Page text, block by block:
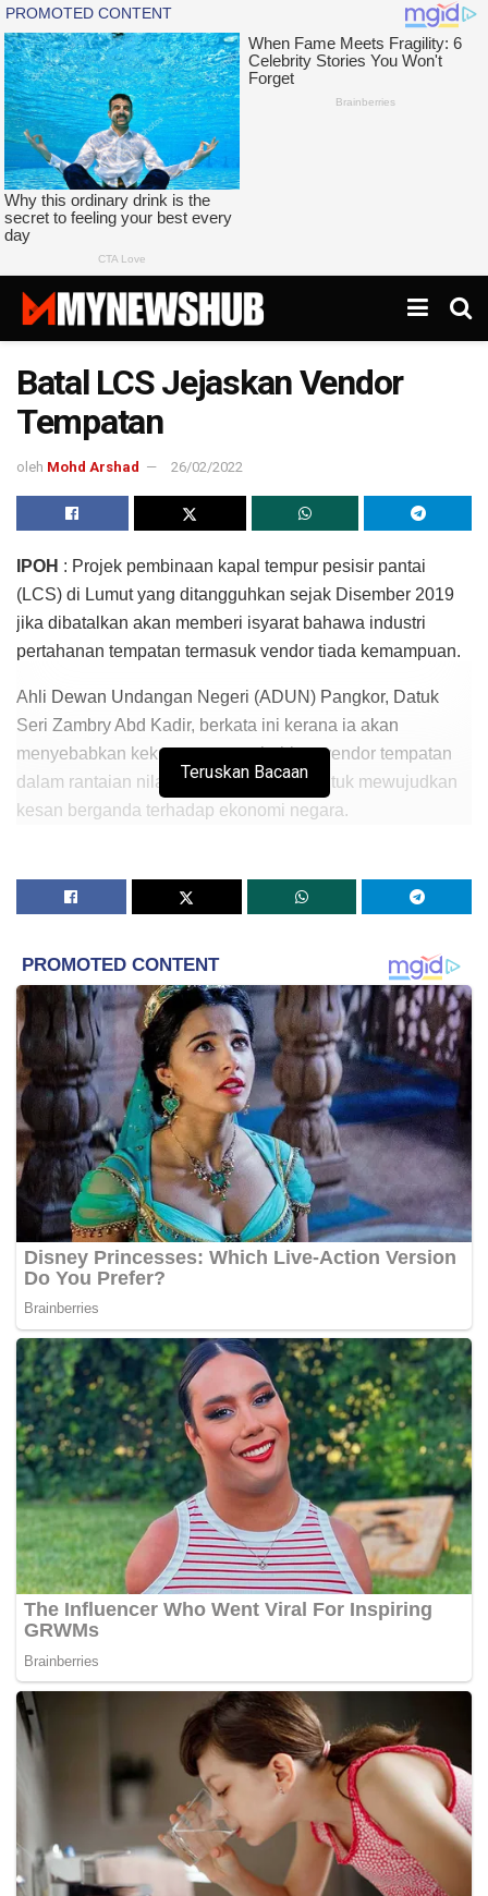
Batal LCS Jejaskan Vendor
Tempatan
oleh Mohd Arshad 26/02/2022
IPOH : Projek pembinaan kapal tempur pesisir pantai
(LCS) di Lumut yang ditangguhkan sejak Disember 2019
jika dibatalkan akan memberi isyarat bahawa industri
pertahanan tempatan termasuk vendor tiada kemampuan.
Ahli Dewan Undangan Negeri (ADUN) Pangkor, Datuk
Seri Zambry Abd Kadir, berkata ini kerana ia akan
menyebabkan kekurangan pembabitan vendor tempatan
dalam rantaian nilai pembinaan kapal untuk mewujudkan
kesan berganda terhadap ekonomi negara.
LCS malah kebanyakannya adalah veteran Angkatan
Tentera Malaysia (ATM).
“Sekiranya projek ini dibatalkan, bukan sahaja mereka
akan hilang pekerjaan malah vendor tempatan yang
terlibat akan dibebani kos sebanyak RM3.7 bilion,”
katanya.
Beliau berkata situasi itu tidak sepatutnya dihadapi vendor
tempatan terutama semasa negara masih dalam proses
pemulihan akibat COVID-19.
“Hilang pekerjaan di saat ini akan menambah lagi cabaran
dalam kehidupan seharian mereka dan ahli keluarga.
Inilah kesan rantaian yang mesti dielak,” katanya.
dan rantaian bekalan untuk projek seperti itu, beliau
berkata apabila sesuatu projek dilaksanakan, ia secara
tidak langsung mencipta peluang pekerjaan.
“Sekiranya dibatalkan, sudah semestinya ia akan
menyebabkan tidak balas rantaian kepada keseluruhan
ekosistem termasuk menutup peluang pekerjaan untuk
semua vendor tempatan ini,” katanya.
Dilaporkan pada Disember 2020, Kementerian Pertahanan
telah menjalankan siasatan secara mendalam mengenai
kegagalan anak syarikat Boustead Holdings Bhd iaitu
Boustead Naval Shipyard Sdn Bhd (BNS) membekalkan
enam LCS bernilai RM9 bilion kepada Tentera Laut Diraja
Malaysia (TLDM).
Menteri Kanan Pertahanan ketika itu Datuk Seri Ismail
Sabri Yaakob berkata kementerian juga sudah
melaksanakan siasatan melalui semakan ke atas klausa
kontrak berkaitan isu kelewatan yang dialami dalam
perolehan LCS.
Teruskan Bacaan